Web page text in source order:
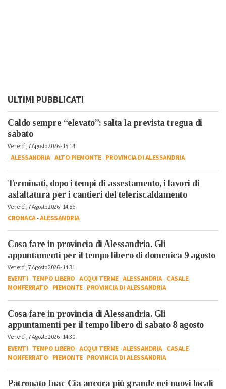
ULTIMI PUBBLICATI
Caldo sempre “elevato”: salta la prevista tregua di
sabato
Venerdì, 7 Agosto 2026 - 15:14
-ALESSANDRIA-ALTO PIEMONTE-PROVINCIA DI ALESSANDRIA
Terminati, dopo i tempi di assestamento, i lavori di
asfaltatura per i cantieri del teleriscaldamento
Venerdì, 7 Agosto 2026 - 14:56
CRONACA-ALESSANDRIA
Cosa fare in provincia di Alessandria. Gli
appuntamenti per il tempo libero di domenica 9 agosto
Venerdì, 7 Agosto 2026 - 14:31
EVENTI-TEMPO LIBERO-ACQUI TERME-ALESSANDRIA-CASALE
MONFERRATO-PIEMONTE-PROVINCIA DI ALESSANDRIA
Cosa fare in provincia di Alessandria. Gli
appuntamenti per il tempo libero di sabato 8 agosto
Venerdì, 7 Agosto 2026 - 14:30
EVENTI-TEMPO LIBERO-ACQUI TERME-ALESSANDRIA-CASALE
MONFERRATO-PIEMONTE-PROVINCIA DI ALESSANDRIA
Patronato Inac Cia ancora più grande nei nuovi locali